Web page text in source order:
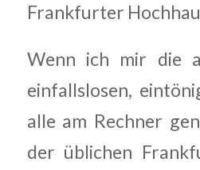
Frankfurter
Wenn ich mir die
einfallslosen,
alle am Rechner
der üblichen